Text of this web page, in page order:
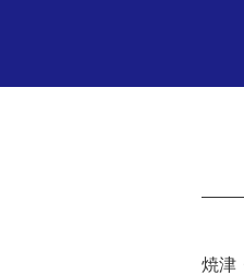
焼津